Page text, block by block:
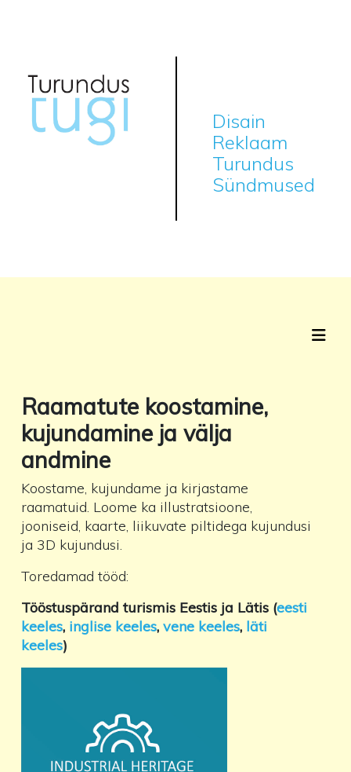
Disain
Reklaam
Turundus
Sündmused
Raamatute koostamine,
kujundamine ja välja
andmine
Koostame, kujundame ja kirjastame
raamatuid. Loome ka illustratsioone,
jooniseid, kaarte, liikuvate piltidega kujundusi
ja 3D kujundusi.
Toredamad tööd:
Tööstuspärand turismis Eestis ja Lätis (eesti
keeles, inglise keeles, vene keeles, läti
keeles)